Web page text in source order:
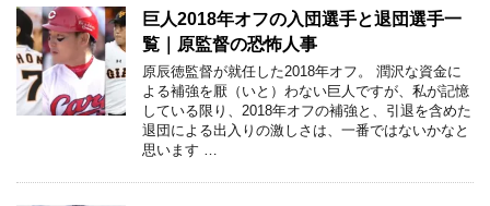
巨人2018年オフの入団選手と退団選手一
覧｜原監督の恐怖人事
原辰徳監督が就任した2018年オフ。 潤沢な資金に
よる補強を厭（いと）わない巨人ですが、私が記憶
している限り、2018年オフの補強と、引退を含めた
退団による出入りの激しさは、一番ではないかなと
思います …